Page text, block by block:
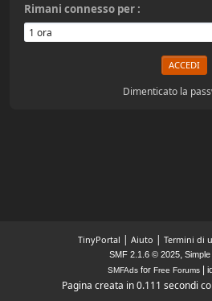
Rimani connesso per :
Dimenticato la
TinyPortal | Aiuto | Termini di
SMF 2.1.6 © 2025,
SMFAdsfor Free Forums|
Pagina creata in 0.111 secondi